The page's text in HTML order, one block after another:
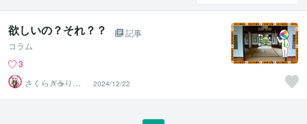
欲しいの？それ？？
記事
コラム
3
さくらぎ☕りょ
う⛎癒やし電話
相談サロン
2024/12/22